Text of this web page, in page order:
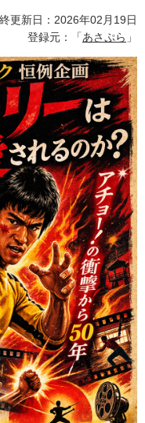
更新日：2026年02月19日
登録元：「あさぷら 」